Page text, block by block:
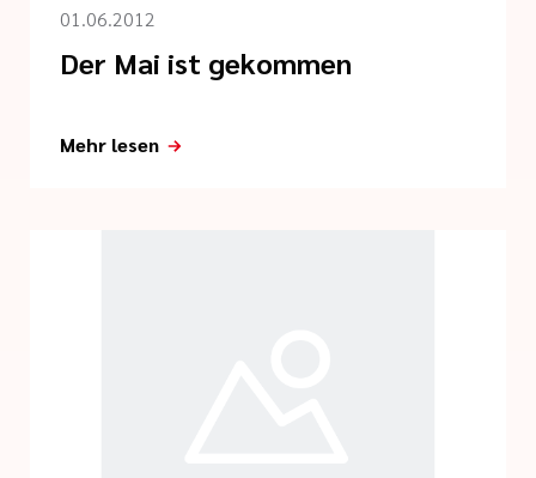
01.06.2012
Der Mai ist gekommen
Mehr lesen